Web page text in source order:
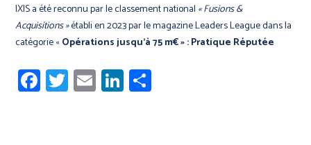
IXIS a été reconnu par le classement national « Fusions &
Acquisitions »établi en 2023 par le magazine Leaders League dans la
catégorie «Opérations jusqu’à 75 m€ » : Pratique Réputée
Facebook
Twitter
EmailLinkedIn